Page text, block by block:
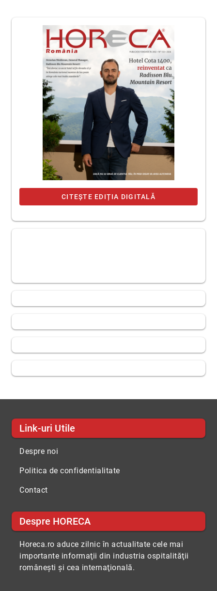
CITEȘTE EDIȚIA DIGITALĂ
Link-uri Utile
Despre noi
Politica de confidentialitate
Contact
Despre HORECA
Horeca.ro aduce zilnic în actualitate cele mai
importante informaţii din industria ospitalităţii
româneşti şi cea internaţională.